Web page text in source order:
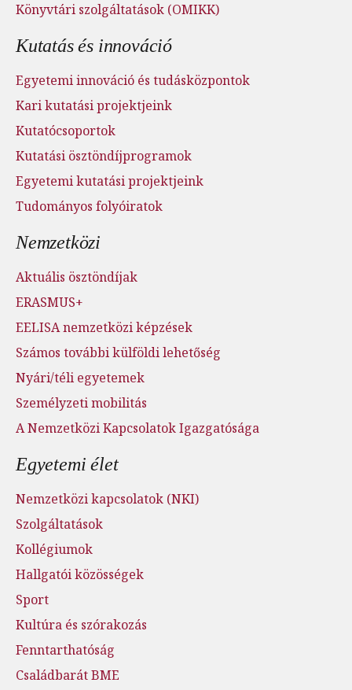
Könyvtári szolgáltatások (OMIKK)
Kutatás és innováció
Egyetemi innováció és tudásközpontok
Kari kutatási projektjeink
Kutatócsoportok
Kutatási ösztöndíjprogramok
Egyetemi kutatási projektjeink
Tudományos folyóiratok
Nemzetközi
Aktuális ösztöndíjak
ERASMUS+
EELISA nemzetközi képzések
Számos további külföldi lehetőség
Nyári/téli egyetemek
Személyzeti mobilitás
A Nemzetközi Kapcsolatok Igazgatósága
Egyetemi élet
Nemzetközi kapcsolatok (NKI)
Szolgáltatások
Kollégiumok
Hallgatói közösségek
Sport
Kultúra és szórakozás
Fenntarthatóság
Családbarát BME